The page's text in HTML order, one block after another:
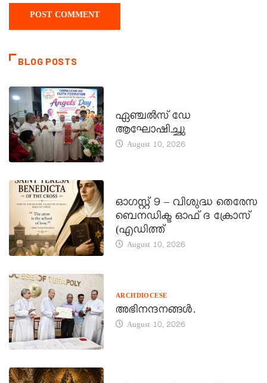
BLOG POSTS
ഏഞ്ചൽസ് ഡേ
ആഘോഷിച്ചു
August 10, 2026
ഓഗസ്റ്റ് 9 – വിശുദ്ധ തെരേസ
ബെനഡിക്ട ഓഫ് ദ ക്രോസ്
(എഡിത്ത്
August 10, 2026
ARCHDIOCESE
അഭിനന്ദനങ്ങൾ.
August 10, 2026